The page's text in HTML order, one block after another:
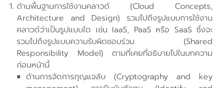
ด้านพื้นฐานการใช้งานคลาวด์ (Cloud Concepts,
Architecture and Design) รวมไปถึงรูปแบบการใช้งาน
คลาวด์ว่าเป็นรูปแบบใด เช่น IaaS, PaaS หรือ SaaS ซึ่งจะ
รวมไปถึงรูปแบบความรับผิดชอบร่วม (Shared
Responsibility Model) ตามที่เคยที่อธิบายไปในบทความ
ก่อนหน้านี้
ด้านการจัดการกุญแจลับ (Cryptography and key